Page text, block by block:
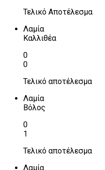
Τελικό Αποτέλεσμα
Λαμία
Καλλιθέα
0
0
Τελικό αποτέλεσμα
Λαμία
Βόλος
0
1
Τελικό αποτέλεσμα
Λαμία